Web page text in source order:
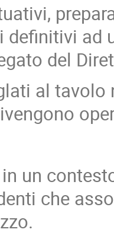
definitivi ad
del
al tavolo
un
che